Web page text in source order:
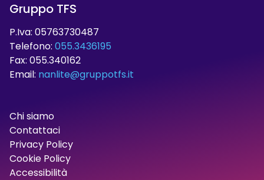
Gruppo TFS
P.Iva: 05763730487
Telefono: 055.3436195
Fax: 055.340162
Email: nanlite@gruppotfs.it
Chi siamo
Contattaci
Privacy Policy
Cookie Policy
Accessibilità